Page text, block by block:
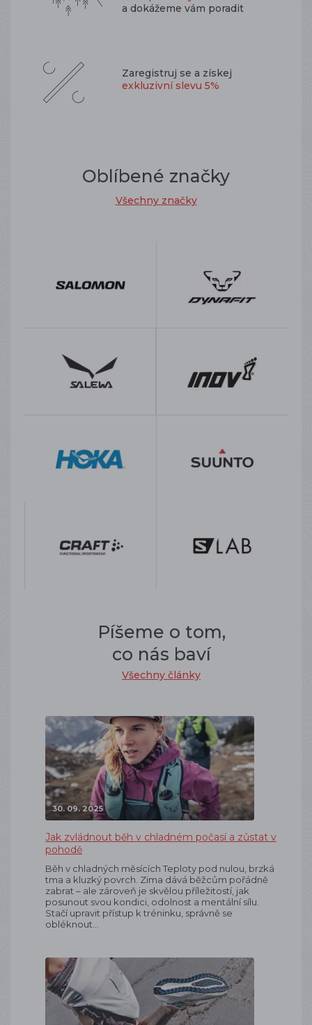
a dokážeme vám poradit
Zaregistruj se a získej
exkluzivní slevu 5%
Oblíbené značky
Všechny značky
Píšeme o tom,
co nás baví
Všechny články
30. 09. 2025
Jak zvládnout běh v chladném počasí a zůstat v
pohodě
Běh v chladných měsících Teploty pod nulou, brzká
tma a kluzký povrch. Zima dává běžcům pořádně
zabrat – ale zároveň je skvělou příležitostí, jak
posunout svou kondici, odolnost a mentální sílu.
Stačí upravit přístup k tréninku, správně se
obléknout…